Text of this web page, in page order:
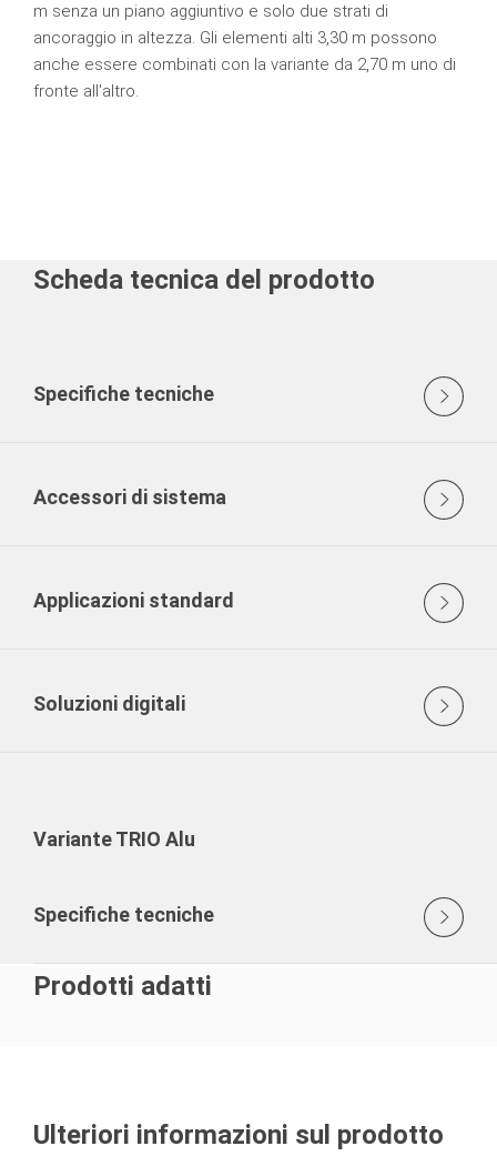
m senza un piano aggiuntivo e solo due strati di
ancoraggio in altezza. Gli elementi alti 3,30 m possono
anche essere combinati con la variante da 2,70 m uno di
fronte all'altro.
Scheda tecnica del prodotto
Specifiche tecniche
Accessori di sistema
Applicazioni standard
Soluzioni digitali
Variante TRIO Alu
Specifiche tecniche
Prodotti adatti
Ulteriori informazioni sul prodotto